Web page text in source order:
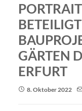
GÄRTEN
ERFURT
8. Oktober 2022